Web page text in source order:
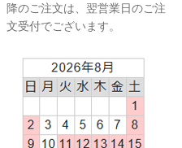
降のご注文は、翌営業日のご注
文受付でございます。